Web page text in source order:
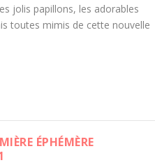
jolis papillons, les adorables
toutes mimis de cette nouvelle
ÉPHÉMÈRE